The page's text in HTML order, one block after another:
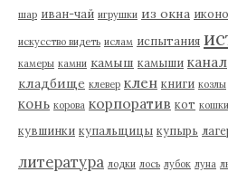
шар иван-чай игрушки из окна
искусство видеть ислам испытания
камеры камни камыш камыши канал
кладбище клевер клен книги козлы
конь корова корпоратив кот кошки
кувшинки купальщицы купырь
литература лодки лось лубок луна